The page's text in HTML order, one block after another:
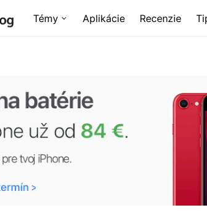
Témy Aplikácie Recenzie